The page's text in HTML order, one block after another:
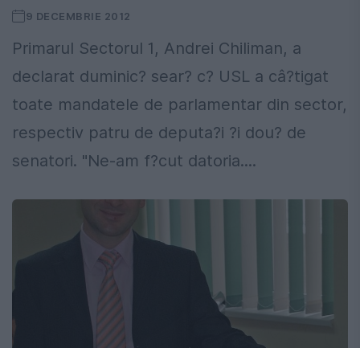
9 DECEMBRIE 2012
Primarul Sectorul 1, Andrei Chiliman, a
declarat duminic? sear? c? USL a câ?tigat
toate mandatele de parlamentar din sector,
respectiv patru de deputa?i ?i dou? de
senatori. "Ne-am f?cut datoria....